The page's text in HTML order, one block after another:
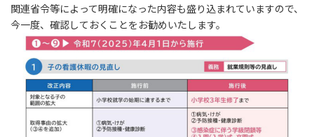
関連省令等によって明確になった内容も盛り込まれていますので、
今一度、確認しておくことをお勧めいたします。